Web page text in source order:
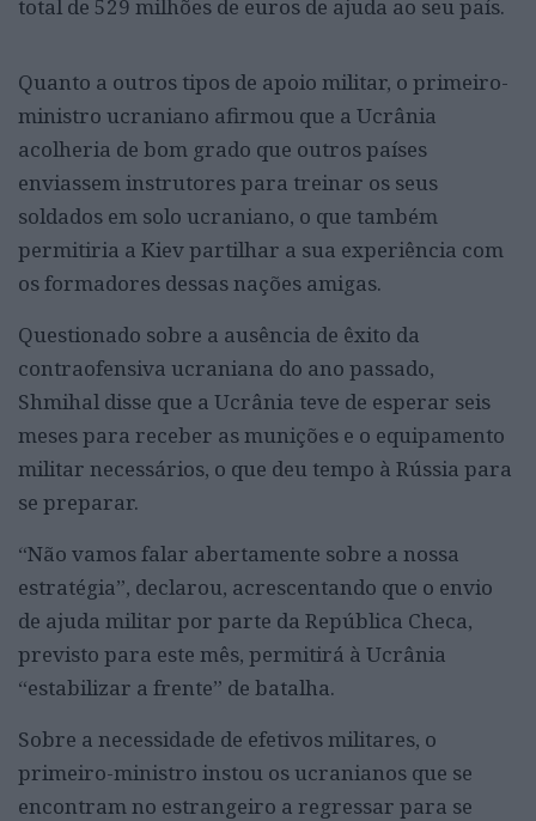
total de 529 milhões de euros de ajuda ao seu país.
Quanto a outros tipos de apoio militar, o primeiro-
ministro ucraniano afirmou que a Ucrânia
acolheria de bom grado que outros países
enviassem instrutores para treinar os seus
soldados em solo ucraniano, o que também
permitiria a Kiev partilhar a sua experiência com
os formadores dessas nações amigas.
Questionado sobre a ausência de êxito da
contraofensiva ucraniana do ano passado,
Shmihal disse que a Ucrânia teve de esperar seis
meses para receber as munições e o equipamento
militar necessários, o que deu tempo à Rússia para
se preparar.
“Não vamos falar abertamente sobre a nossa
estratégia”, declarou, acrescentando que o envio
de ajuda militar por parte da República Checa,
previsto para este mês, permitirá à Ucrânia
“estabilizar a frente” de batalha.
Sobre a necessidade de efetivos militares, o
primeiro-ministro instou os ucranianos que se
encontram no estrangeiro a regressar para se